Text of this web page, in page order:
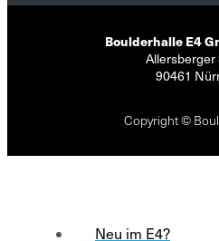
Boulderhalle E4
Allersberger
90461
Copyright ©
Neu im E4?